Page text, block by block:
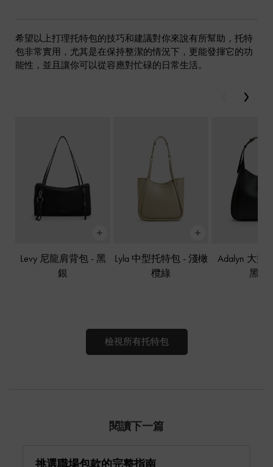
希望以上打理托特包的技巧和建議對你來說有所幫助，托特
包非常實用，尤其是在保持整潔的情況下，更能發揮它的功
能性，並且讓你可以從容應對忙碌的日常生活。
Levy 尼龍肩背包 - 黑
銀
Lyla 中型托特包 - 淺橄
欖綠
Adalyn 大型
黑色
Previous
檢視所有托特包
閱讀下一篇
挑選職場包款的完整指南